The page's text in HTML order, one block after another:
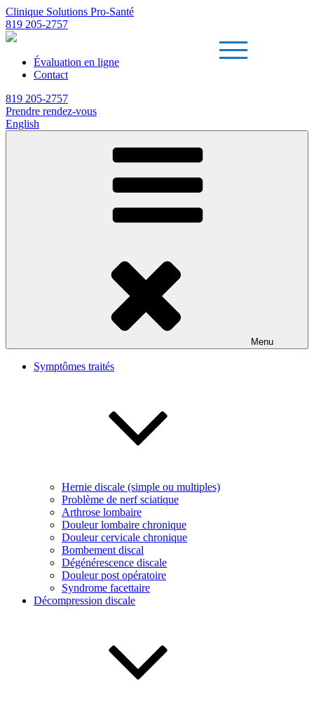
Clinique Solutions Pro-Santé
819 205-2757
Évaluation en ligne
Contact
819 205-2757
Prendre rendez-vous
English
Menu
Symptômes traités
Hernie discale (simple ou multiples)
Problème de nerf sciatique
Arthrose lombaire
Douleur lombaire chronique
Douleur cervicale chronique
Bombement discal
Dégénérescence discale
Douleur post opératoire
Syndrome facettaire
Décompression discale